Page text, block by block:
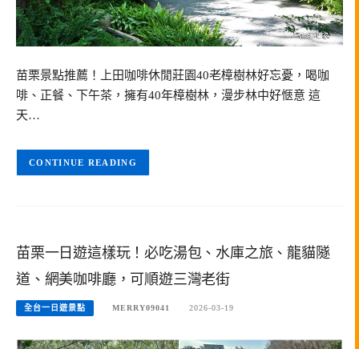
苗栗景點推薦！上田咖啡休閒莊園40老樟樹林好忘憂，喝咖
啡、正餐、下午茶，擁有40年樟樹林，漫步林中好愜意 這
天…
CONTINUE READING
苗栗一日遊這樣玩！必吃湯包、水庫之旅、龍貓隧
道、網美咖啡廳，可順遊三灣老街
全台一日遊景點 MERRY09041 2026-03-19